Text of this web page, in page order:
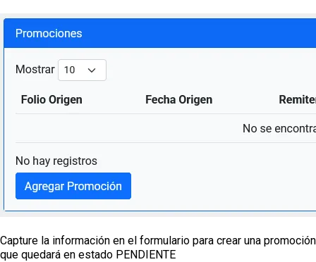
Capture la información en el formulario para crear una promoción
que quedará en estado PENDIENTE